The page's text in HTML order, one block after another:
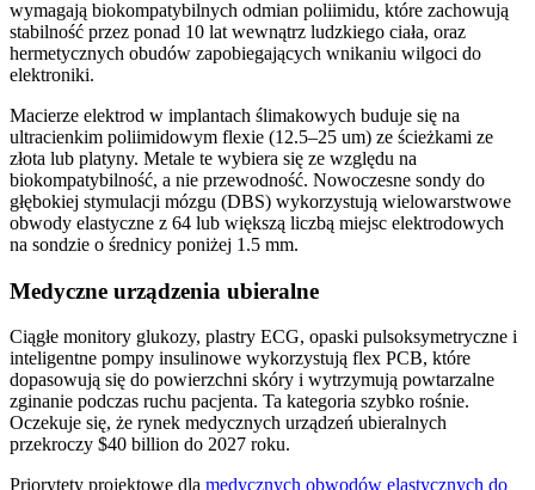
wymagają biokompatybilnych odmian poliimidu, które zachowują
stabilność przez ponad 10 lat wewnątrz ludzkiego ciała, oraz
hermetycznych obudów zapobiegających wnikaniu wilgoci do
elektroniki.
Macierze elektrod w implantach ślimakowych buduje się na
ultracienkim poliimidowym flexie (12.5–25 um) ze ścieżkami ze
złota lub platyny. Metale te wybiera się ze względu na
biokompatybilność, a nie przewodność. Nowoczesne sondy do
głębokiej stymulacji mózgu (DBS) wykorzystują wielowarstwowe
obwody elastyczne z 64 lub większą liczbą miejsc elektrodowych
na sondzie o średnicy poniżej 1.5 mm.
Medyczne urządzenia ubieralne
Ciągłe monitory glukozy, plastry ECG, opaski pulsoksymetryczne i
inteligentne pompy insulinowe wykorzystują flex PCB, które
dopasowują się do powierzchni skóry i wytrzymują powtarzalne
zginanie podczas ruchu pacjenta. Ta kategoria szybko rośnie.
Oczekuje się, że rynek medycznych urządzeń ubieralnych
przekroczy $40 billion do 2027 roku.
Priorytety projektowe dla medycznych obwodów elastycznych do